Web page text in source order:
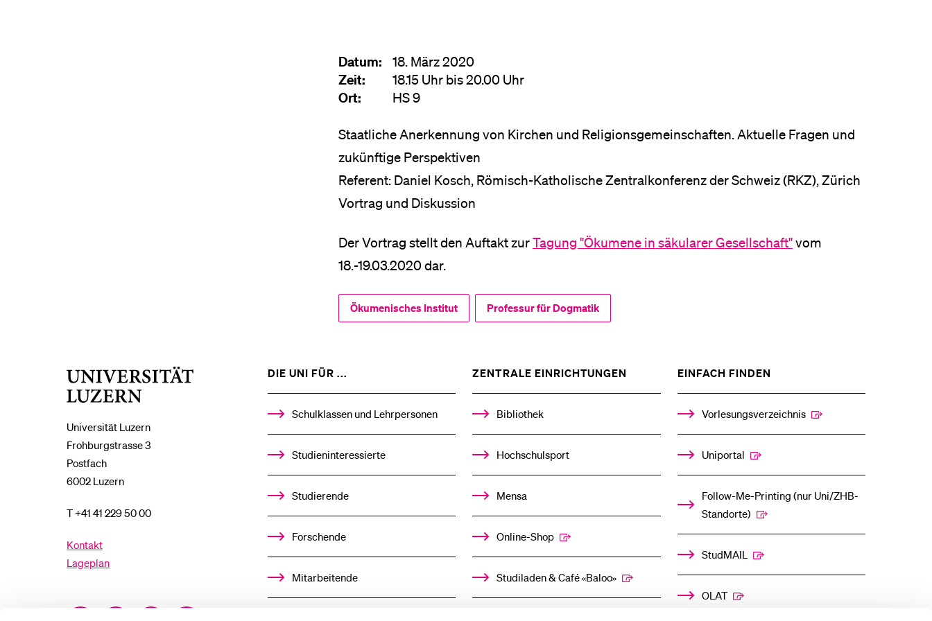
Datum: 18. März 2020
Zeit: 18.15 Uhr bis 20.00 Uhr
Ort: HS 9
Staatliche Anerkennung von Kirchen und Religionsgemeinschaften. Aktuelle Fragen und
zukünftige Perspektiven
Referent: Daniel Kosch, Römisch-Katholische Zentralkonferenz der Schweiz (RKZ), Zürich
Vortrag und Diskussion
Der Vortrag stellt den Auftakt zurTagung "Ökumene in säkularer Gesellschaft"vom
18.-19.03.2020 dar.
Ökumenisches Institut Professur für Dogmatik
Universität Luzern
Frohburgstrasse 3
Postfach
6002 Luzern
T +41 41 229 50 00
Kontakt
Lageplan
DIE UNI FÜR ...
%1$S
UNTERMENÜ
Schulklassen und Lehrpersonen
Studieninteressierte
Studierende
Forschende
Mitarbeitende
ZENTRALE EINRICHTUNGEN
%1$S
UNTERMENÜ
Bibliothek
Hochschulsport
Mensa
Online-Shop
Studiladen & Café «Baloo»
EINFACH FINDEN
%1$S
UNTERMENÜ
Vorlesungsverzeichnis
Uniportal
Follow-Me-Printing­ ­(nur Uni/ZHB-
Standorte)
StudMAIL
OLAT
Mitarbeitende
Alumni
Stellensuchende
Förderer